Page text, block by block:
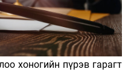
хоногийн пүрэв гарагт